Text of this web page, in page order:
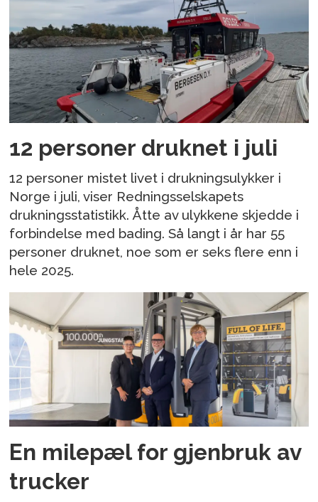
12 personer druknet i juli
12 personer mistet livet i drukningsulykker i
Norge i juli, viser Redningsselskapets
drukningsstatistikk. Åtte av ulykkene skjedde i
forbindelse med bading. Så langt i år har 55
personer druknet, noe som er seks flere enn i
hele 2025.
En milepæl for gjenbruk av
trucker